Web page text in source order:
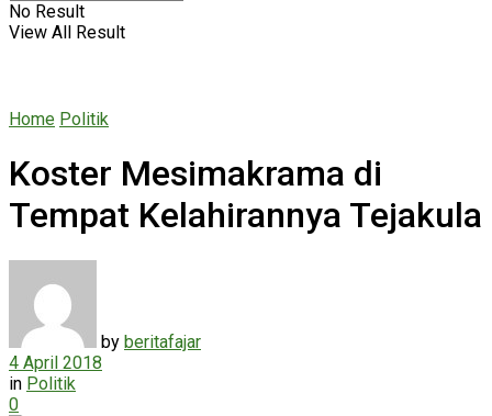
No Result
View All Result
Home Politik
Koster Mesimakrama di
Tempat Kelahirannya Tejakula
by beritafajar
4 April 2018
in Politik
0